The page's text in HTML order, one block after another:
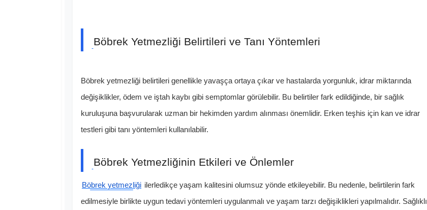
Böbrek Yetmezliği Belirtileri ve Tanı Yöntemleri
Böbrek yetmezliği belirtileri genellikle yavaşça ortaya çıkar ve hastalarda yorgunluk, idrar miktarında
değişiklikler, ödem ve iştah kaybı gibi semptomlar görülebilir. Bu belirtiler fark edildiğinde, bir sağlık
kuruluşuna başvurularak uzman bir hekimden yardım alınması önemlidir. Erken teşhis için kan ve idrar
testleri gibi tanı yöntemleri kullanılabilir.
Böbrek Yetmezliğinin Etkileri ve Önlemler
Böbrek yetmezliği ilerledikçe yaşam kalitesini olumsuz yönde etkileyebilir. Bu nedenle, belirtilerin fark
edilmesiyle birlikte uygun tedavi yöntemleri uygulanmalı ve yaşam tarzı değişiklikleri yapılmalıdır. Sağlıklı